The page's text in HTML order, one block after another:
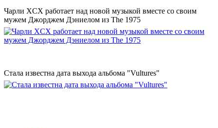
Чарли XCX работает над новой музыкой вместе со своим
мужем Джорджем Дэниелом из The 1975
Стала известна дата выхода альбома "Vultures"